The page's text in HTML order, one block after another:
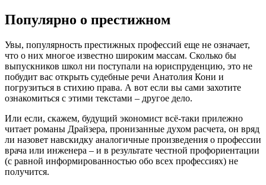
Популярно о престижном
Увы, популярность престижных профессий еще не означает,
что о них многое известно широким массам. Сколько бы
выпускников школ ни поступали на юриспруденцию, это не
побудит вас открыть судебные речи Анатолия Кони и
погрузиться в стихию права. А вот если вы сами захотите
ознакомиться с этими текстами – другое дело.
Или если, скажем, будущий экономист всё-таки прилежно
читает романы Драйзера, пронизанные духом расчета, он вряд
ли назовет навскидку аналогичные произведения о профессии
врача или инженера – и в результате честной профориентации
(с равной информированностью обо всех профессиях) не
получится.